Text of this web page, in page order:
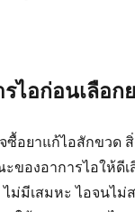
ไอก่อนเลือก
ซื้อยาแก้ไอสักขวด
ของอาการไอให้ดี
ไม่มีเสมหะ ไอจนไ